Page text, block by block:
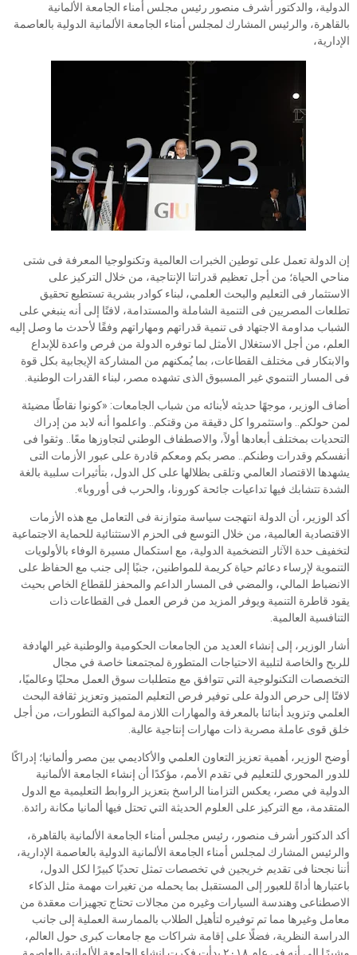
الدولية، والدكتور أشرف منصور رئيس مجلس أمناء الجامعة الألمانية
بالقاهرة، والرئيس المشارك لمجلس أمناء الجامعة الألمانية الدولية بالعاصمة
الإدارية،
إن الدولة تعمل على توطين الخبرات العالمية وتكنولوجيا المعرفة فى شتى
مناحي الحياة؛ من أجل تعظيم قدراتنا الإنتاجية، من خلال التركيز على
الاستثمار فى التعليم والبحث العلمي، لبناء كوادر بشرية تستطيع تحقيق
تطلعات المصريين فى التنمية الشاملة والمستدامة، لافتًا إلى أنه ينبغي على
الشباب مداومة الاجتهاد فى تنمية قدراتهم ومهاراتهم وفقًا لأحدث ما وصل إليه
العلم، من أجل الاستغلال الأمثل لما توفره الدولة من فرص واعدة للإبداع
والابتكار فى مختلف القطاعات، بما يُمكنهم من المشاركة الإيجابية بكل قوة
فى المسار التنموي غير المسبوق الذى تشهده مصر، لبناء القدرات الوطنية.
أضاف الوزير، موجهًا حديثه لأبنائه من شباب الجامعات: «كونوا نقاطًا مضيئة
لمن حولكم.. واستثمروا كل دقيقة من وقتكم.. واعلموا أنه لابد من إدراك
التحديات بمختلف أبعادها أولاً، والاصطفاف الوطني لتجاوزها معًا.. وثقوا فى
أنفسكم وقدرات وطنكم.. مصر بكم ومعكم قادرة على عبور الأزمات التى
يشهدها الاقتصاد العالمي وتلقى بظلالها على كل الدول، بتأثيرات سلبية بالغة
الشدة تتشابك فيها تداعيات جائحة كورونا، والحرب فى أوروبا».
أكد الوزير، أن الدولة انتهجت سياسة متوازنة فى التعامل مع هذه الأزمات
الاقتصادية العالمية، من خلال التوسع فى الحزم الاستثنائية للحماية الاجتماعية
لتخفيف حدة الآثار التضخمية الدولية، مع استكمال مسيرة الوفاء بالأولويات
التنموية لإرساء دعائم حياة كريمة للمواطنين، جنبًا إلى جنب مع الحفاظ على
الانضباط المالي، والمضي فى المسار الداعم والمحفز للقطاع الخاص بحيث
يقود قاطرة التنمية ويوفر المزيد من فرص العمل فى القطاعات ذات
التنافسية العالمية.
أشار الوزير، إلى إنشاء العديد من الجامعات الحكومية والوطنية غير الهادفة
للربح والخاصة لتلبية الاحتياجات المتطورة لمجتمعنا خاصة في مجال
التخصصات التكنولوجية التي تتوافق مع متطلبات سوق العمل محليًا وعالميًا،
لافتًا إلى حرص الدولة على توفير فرص التعليم المتميز وتعزيز ثقافة البحث
العلمي وتزويد أبنائنا بالمعرفة والمهارات اللازمة لمواكبة التطورات، من أجل
خلق قوى عاملة مصرية ذات مهارات إنتاجية عالية.
أوضح الوزير، أهمية تعزيز التعاون العلمي والأكاديمي بين مصر وألمانيا؛ إدراكًا
للدور المحوري للتعليم في تقدم الأمم، مؤكدًا أن إنشاء الجامعة الألمانية
الدولية في مصر، يعكس التزامنا الراسخ بتعزيز الروابط التعليمية مع الدول
المتقدمة، مع التركيز على العلوم الحديثة التي تحتل فيها ألمانيا مكانة رائدة.
أكد الدكتور أشرف منصور، رئيس مجلس أمناء الجامعة الألمانية بالقاهرة،
والرئيس المشارك لمجلس أمناء الجامعة الألمانية الدولية بالعاصمة الإدارية،
أننا نجحنا فى تقديم خريجين في تخصصات تمثل تحديًا كبيرًا لكل الدول،
باعتبارها أداةً للعبور إلى المستقبل بما يحمله من تغيرات مهمة مثل الذكاء
الاصطناعى وهندسة السيارات وغيره من مجالات تحتاج تجهيزات معقدة من
معامل وغيرها مما تم توفيره لتأهيل الطلاب بالممارسة العملية إلى جانب
الدراسة النظرية، فضلًا على إقامة شراكات مع جامعات كبرى حول العالم،